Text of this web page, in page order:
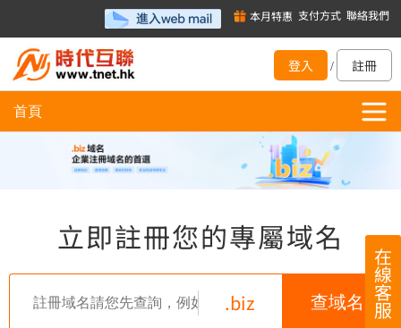
本月特惠 支付方式 聯絡我們
登入 / 註冊
在
線
客
服
首頁
立即註冊您的專屬域名
.biz